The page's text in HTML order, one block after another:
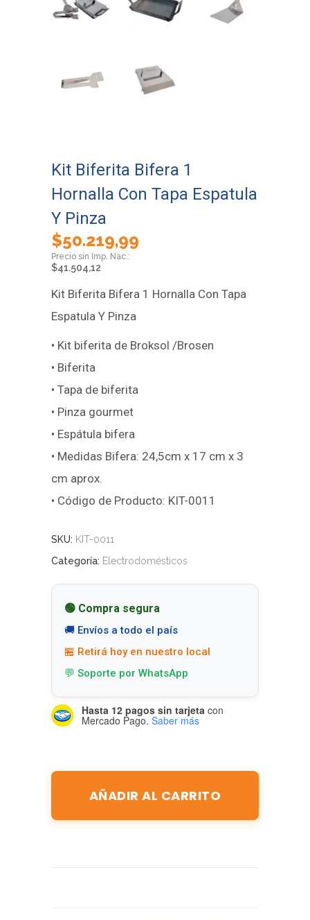
Kit Biferita Bifera 1
Hornalla Con Tapa Espatula
Y Pinza
$50.219,99
$41.504,12
Kit Biferita Bifera 1 Hornalla Con Tapa
Espatula Y Pinza
• Kit biferita de Broksol /Brosen
• Biferita
• Tapa de biferita
• Pinza gourmet
• Espátula bifera
• Medidas Bifera: 24,5cm x 17 cm x 3
cm aprox.
• Código de Producto: KIT-0011
SKU: KIT-0011
Categoría: Electrodomésticos
🟢 Compra segura
🚚 Envíos a todo el país
🏪 Retirá hoy en nuestro local
💬 Soporte por WhatsApp
Hasta 12 pagos sin tarjeta con
Mercado Pago. Saber más
AÑADIR AL CARRITO